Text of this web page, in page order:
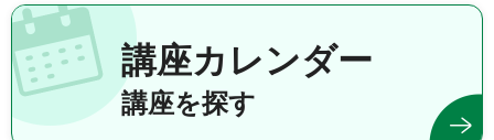
講座カレンダー
講座を探す